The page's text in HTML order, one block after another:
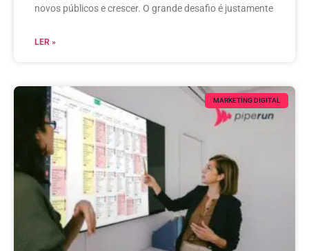
novos públicos e crescer. O grande desafio é justamente
LER »
MARKETING DIGITAL